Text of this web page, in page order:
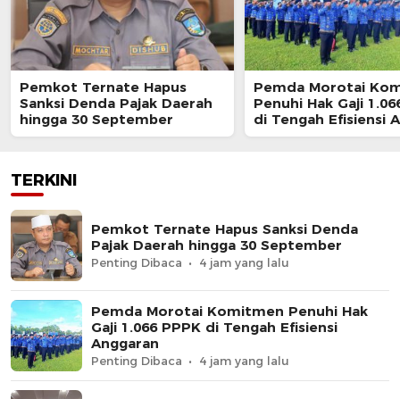
Pemkot Ternate Hapus
Sanksi Denda Pajak Daerah
hingga 30 September
Pemda Morotai
Penuhi Hak Gaji
di Tengah Efisiensi
TERKINI
Pemkot Ternate Hapus Sanksi Denda
Pajak Daerah hingga 30 September
Penting Dibaca 4 jam yang lalu
Pemda Morotai Komitmen Penuhi Hak
Gaji 1.066 PPPK di Tengah Efisiensi
Anggaran
Penting Dibaca 4 jam yang lalu